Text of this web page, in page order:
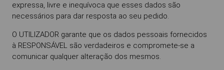
expressa, livre e inequívoca que esses dados são
necessários para dar resposta ao seu pedido.
O UTILIZADOR garante que os dados pessoais fornecidos
à RESPONSÁVEL são verdadeiros e compromete-se a
comunicar qualquer alteração dos mesmos.